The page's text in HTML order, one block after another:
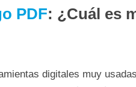
PDF: ¿Cuál es
digitales muy